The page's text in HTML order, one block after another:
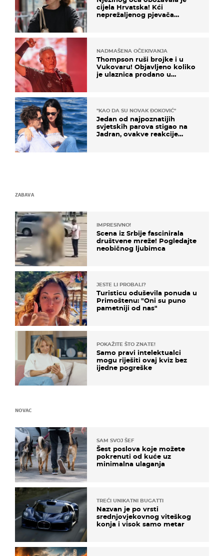
cijela Hrvatska! Kći
neprežaljenog pjevača
NADMAŠENA OČEKIVANJA
Thompson ruši brojke i u
Vukovaru! Objavljeno koliko
je ulaznica prodano u
"KAO DA SU NOVAK ĐOKOVIĆ"
Jedan od najpoznatijih
svjetskih parova stigao na
Jadran, ovakve reakcije
ZABAVA
IMPRESIVNO!
Scena iz Srbije fascinirala
društvene mreže! Pogledajte
neobičnog ljubimca
JESTE LI PROBALI?
Turisticu oduševila ponuda u
Primoštenu: "Oni su puno
pametniji od nas"
POKAŽITE ŠTO ZNATE!
Samo pravi intelektualci
mogu riješiti ovaj kviz bez
ijedne pogreške
NOVAC
SAM SVOJ ŠEF
Šest poslova koje možete
pokrenuti od kuće uz
minimalna ulaganja
TREĆI UNIKATNI BUGATTI
Nazvan je po vrsti
srednjovjekovnog viteškog
konja i visok samo metar